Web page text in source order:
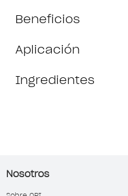
Beneficios
Aplicación
Ingredientes
Nosotros